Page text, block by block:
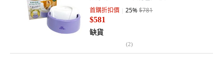
首購折扣價 25%$781
$581
缺貨
(2)